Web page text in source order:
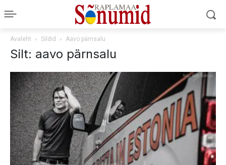
Avaleht Sildid Aavo pärnsalu
Silt: aavo pärnsalu